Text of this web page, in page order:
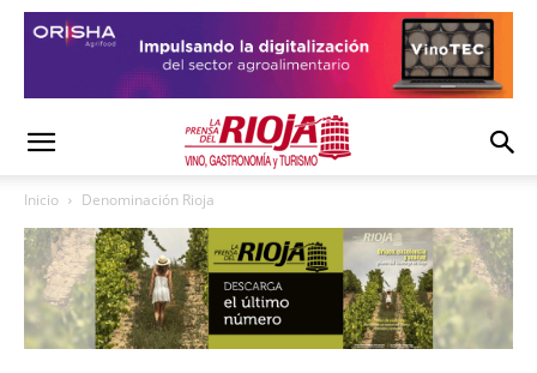
Inicio Denominación Rioja